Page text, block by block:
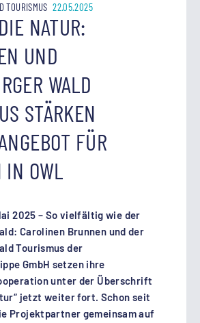
TOURISMUS 22.05.2025
NATUR:
UND
WALD
STÄRKEN
FÜR
IN OWL
2025 – So vielfältig wie der
Carolinen Brunnen und der
Tourismus der
GmbH setzen ihre
unter der Überschrift
jetzt weiter fort. Schon seit
Projektpartner gemeinsam auf